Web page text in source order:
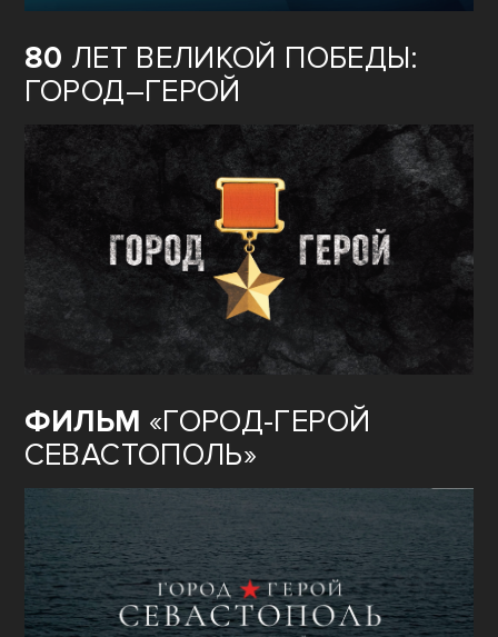
80 ЛЕТ ВЕЛИКОЙ ПОБЕДЫ:
ГОРОД–ГЕРОЙ
ФИЛЬМ «ГОРОД-ГЕРОЙ
СЕВАСТОПОЛЬ»